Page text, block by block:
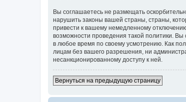
Вы соглашаетесь не размещать
нарушить законы вашей страны, страны,
привести к вашему немедленному
возможности проведения такой политики.
в любое время по своему усмотрению. Как
лицам без вашего разрешения, ни
несанкционированному доступу к ней.
Вернуться на предыдущую страницу